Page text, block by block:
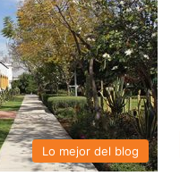
Lo mejor del blog